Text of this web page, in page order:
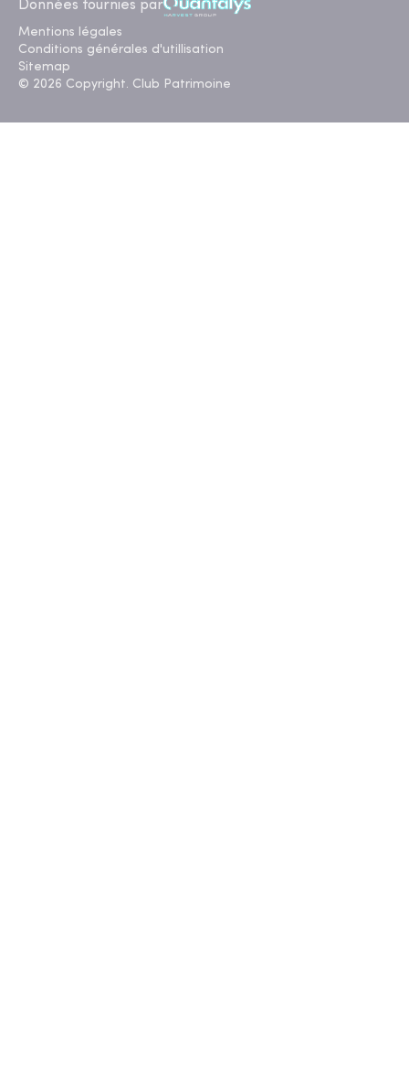
Données fournies par
Mentions légales
Conditions générales d'utillisation
Sitemap
© 2026 Copyright. Club Patrimoine